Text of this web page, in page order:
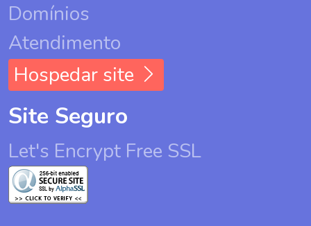
Domínios
Atendimento
Hospedar site
Site Seguro
Let's Encrypt Free SSL